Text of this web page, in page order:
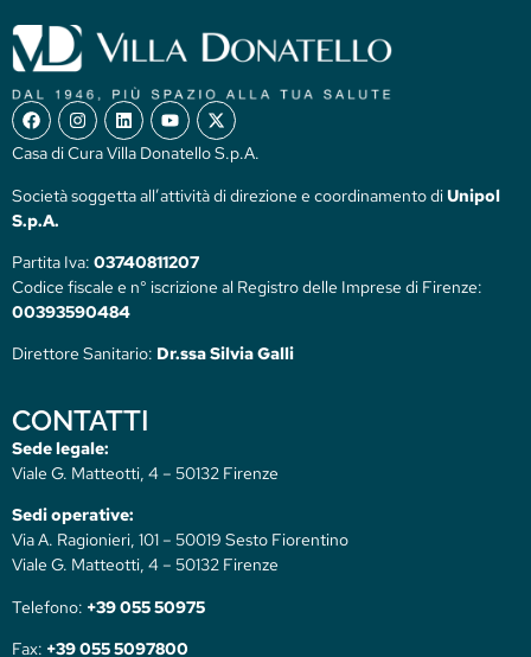
Casa di Cura Villa Donatello S.p.A.
Società soggetta all’attività di direzione e coordinamento diUnipol
S.p.A.
Partita Iva: 03740811207
Codice fiscale e n° iscrizione al Registro delle Imprese di Firenze:
00393590484
Direttore Sanitario: Dr.ssa Silvia Galli
CONTATTI
Sede legale:
Viale G. Matteotti, 4 – 50132 Firenze
Sedi operative:
Via A. Ragionieri, 101 – 50019 Sesto Fiorentino
Viale G. Matteotti, 4 – 50132 Firenze
Telefono: +39 055 50975
Fax: +39 055 5097800